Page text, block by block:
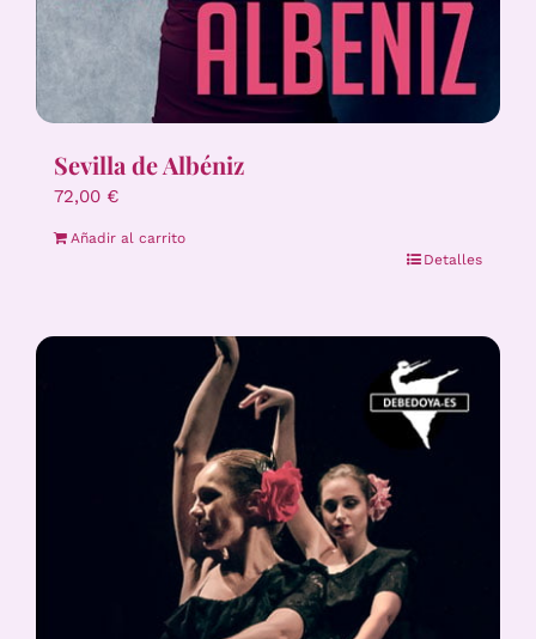
Sevilla de Albéniz
72,00 €
Añadir al carrito
Detalles